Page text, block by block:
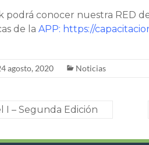
podrá conocer nuestra RED
de la APP: https://
agosto, 2020 Noticias
I – Segunda Edición